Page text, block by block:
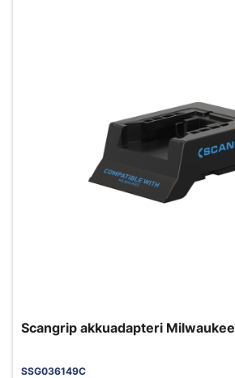
Scangrip akkuadapteri Milwaukee
SSG036149C